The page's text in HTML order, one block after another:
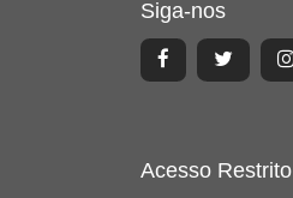
Siga-nos
Acesso Restrito